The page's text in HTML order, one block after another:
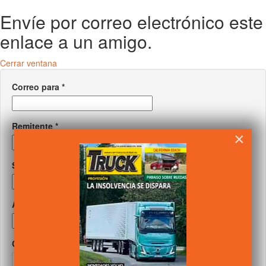
Envíe por correo electrónico este
enlace a un amigo.
Cerrar ventana
Correo para *
Remitente*
Su correo
Asunto
Captcha
×